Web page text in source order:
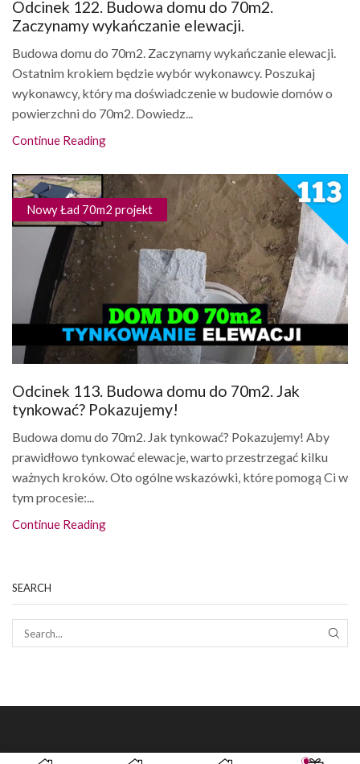
Odcinek 122. Budowa domu do 70m2.
Zaczynamy wykańczanie elewacji.
Budowa domu do 70m2. Zaczynamy wykańczanie elewacji.
Ostatnim krokiem będzie wybór wykonawcy. Poszukaj
wykonawcy, który ma doświadczenie w budowie domów o
powierzchni do 70m2. Dowiedz...
Continue Reading
Nowy Ład 70m2 projekt
Odcinek 113. Budowa domu do 70m2. Jak
tynkować? Pokazujemy!
Budowa domu do 70m2. Jak tynkować? Pokazujemy! Aby
prawidłowo tynkować elewacje, warto przestrzegać kilku
ważnych kroków. Oto ogólne wskazówki, które pomogą Ci w
tym procesie:...
Continue Reading
SEARCH